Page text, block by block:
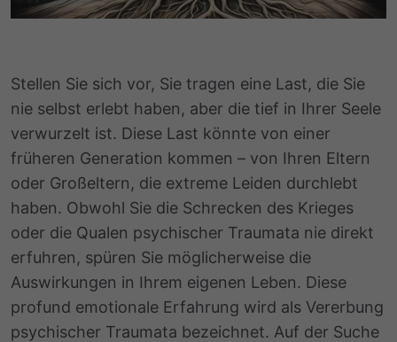
Stellen Sie sich vor, Sie tragen eine Last, die Sie
nie selbst erlebt haben, aber die tief in Ihrer Seele
verwurzelt ist. Diese Last könnte von einer
früheren Generation kommen – von Ihren Eltern
oder Großeltern, die extreme Leiden durchlebt
haben. Obwohl Sie die Schrecken des Krieges
oder die Qualen psychischer Traumata nie direkt
erfuhren, spüren Sie möglicherweise die
Auswirkungen in Ihrem eigenen Leben. Diese
profund emotionale Erfahrung wird als Vererbung
psychischer Traumata bezeichnet. Auf der Suche